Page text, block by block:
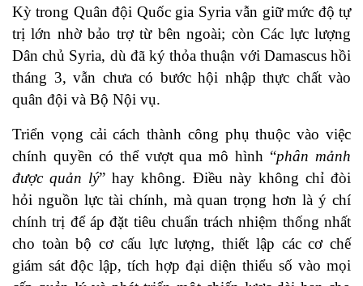
Kỳ trong Quân đội Quốc gia Syria vẫn giữ mức độ tự
trị lớn nhờ bảo trợ từ bên ngoài; còn Các lực lượng
Dân chủ Syria, dù đã ký thỏa thuận với Damascus hồi
tháng 3, vẫn chưa có bước hội nhập thực chất vào
quân đội và Bộ Nội vụ.
Triển vọng cải cách thành công phụ thuộc vào việc
chính quyền có thể vượt qua mô hình “phân mảnh
được quản lý” hay không. Điều này không chỉ đòi
hỏi nguồn lực tài chính, mà quan trọng hơn là ý chí
chính trị để áp đặt tiêu chuẩn trách nhiệm thống nhất
cho toàn bộ cơ cấu lực lượng, thiết lập các cơ chế
giám sát độc lập, tích hợp đại diện thiểu số vào mọi